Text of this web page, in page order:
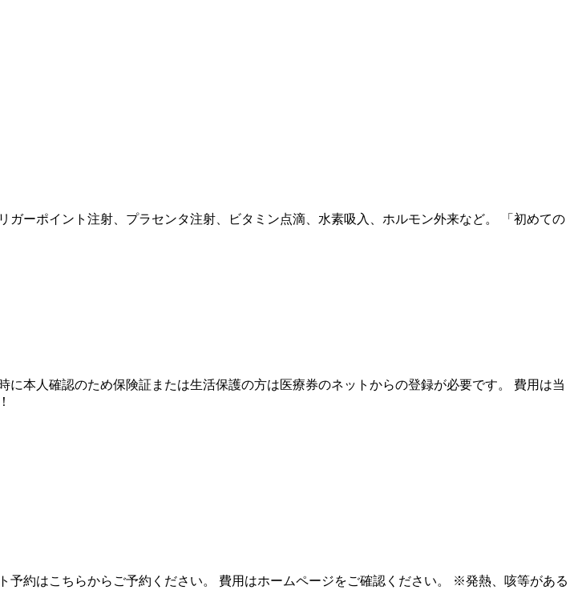
ーポイント注射、プラセンタ注射、ビタミン点滴、水素吸入、ホルモン外来など。 「初めての
本人確認のため保険証または生活保護の方は医療券のネットからの登録が必要です。 費用は当
約はこちらからご予約ください。 費用はホームページをご確認ください。 ※発熱、咳等がある